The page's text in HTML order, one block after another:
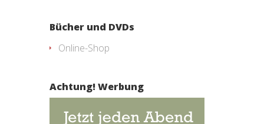
Bücher und DVDs
Online-Shop
Achtung! Werbung